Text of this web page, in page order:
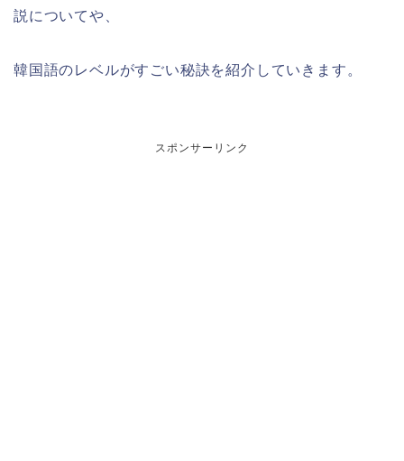
説についてや、
韓国語のレベルがすごい秘訣を紹介していきます。
スポンサーリンク